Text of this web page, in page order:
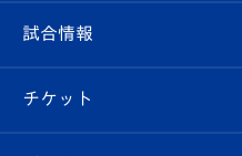
クラブ
試合情報
クラブ概要
エンブレム紹介
観戦ルール
はじめての観戦ガイド
試合情報
試合日程/結果
チケット